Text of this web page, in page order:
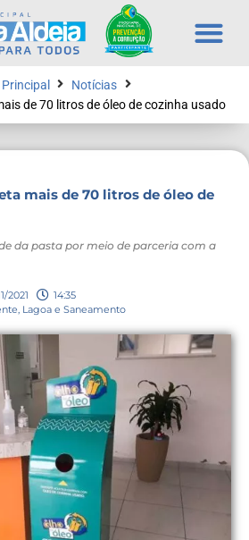
Notícias
de 70 litros de óleo de cozinha usado
mais de 70 litros de óleo de
da pasta por meio de parceria com a
2021
14:35
Lagoa e Saneamento